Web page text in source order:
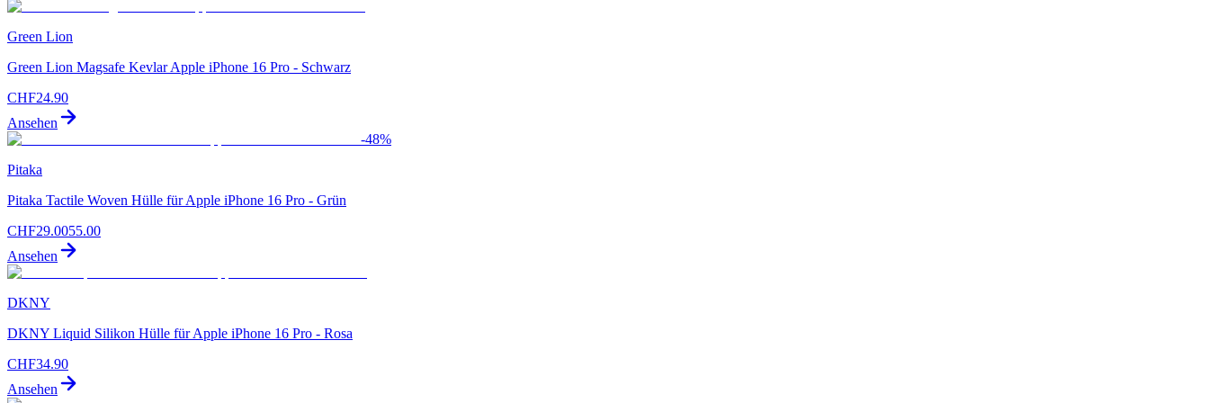
Green Lion
Green Lion Magsafe Kevlar Apple iPhone 16 Pro - Schwarz
CHF24.90
Ansehen
-48%
Pitaka
Pitaka Tactile Woven Hülle für Apple iPhone 16 Pro - Grün
CHF29.0055.00
Ansehen
DKNY
DKNY Liquid Silikon Hülle für Apple iPhone 16 Pro - Rosa
CHF34.90
Ansehen